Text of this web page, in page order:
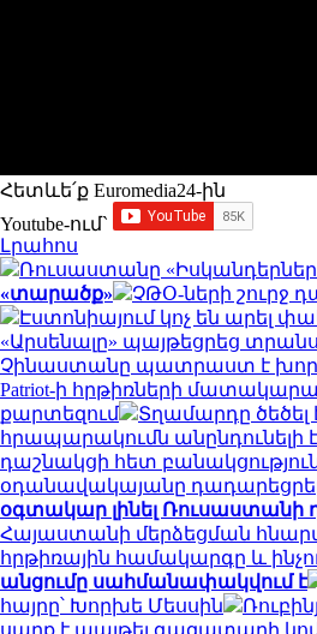
Հետևե՛ք Euromedia24-ին
Youtube-ում`
Լրահոս
Ռուսաստանը
«տարածք»
ՉԹՕ-ների շուրջ
Էստոնիայում կոչ են արել
«Արսենալը» պայթեցրեց
Չինաստանը պատրաստ է
Patriot-ի հրթիռների
քարտեզում
Տղամարդը ծեծել
հրապարակումն անընդունելի է
դաշնակցի հետ
օդանավակայանը
օգտակար լինել Ռուսաստանի
Հայաստանի մերձեցման
հրթիռային համակարգը և
անցումը սահմանափակվում է
հայրը՝ Խորխե Մեսսին
սարք է պայթել գազատարի